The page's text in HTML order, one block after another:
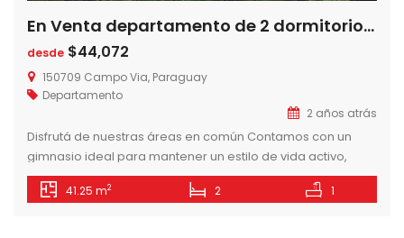
En Venta departamento de 2 dormitorios en Insignia Terra, Luque-Paraguay
desde $44,072
150709 Campo Via, Paraguay
Departamento
2 años atrás
Disfrutá de nuestras áreas en común Contamos con un
gimnasio ideal para mantener un estilo de vida activo,
equipado con la última tecnología en equipos de ejercicio.
Además, disponemos de un amplio espacio para
41.25 m2 2 1